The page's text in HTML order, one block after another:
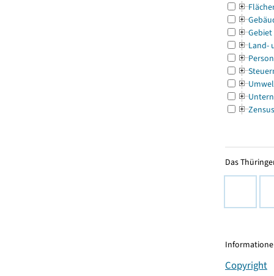
Gebiet
Land-
Zensus
Das
Copyright